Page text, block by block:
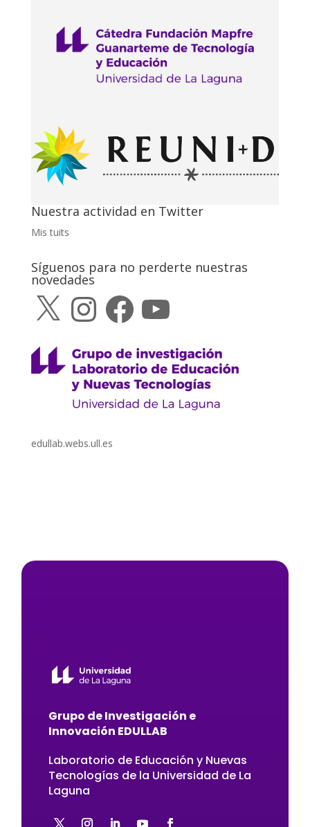
Nuestra actividad en Twitter
Mis tuits
Síguenos para no perderte nuestras
novedades
InstagramFacebookYouTube
edullab.webs.ull.es
Grupo de Investigación e
Innovación EDULLAB
Laboratorio de Educación y Nuevas
Tecnologías de la Universidad de La
Laguna